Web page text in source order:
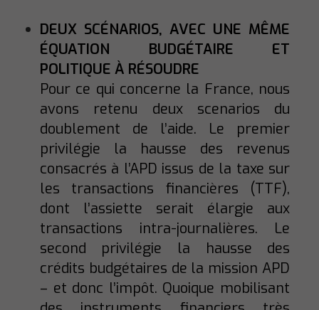
DEUX SCÉNARIOS, AVEC UNE MÊME
ÉQUATION BUDGÉTAIRE ET
POLITIQUE À RÉSOUDRE
Pour ce qui concerne la France, nous
avons retenu deux scenarios du
doublement de l’aide. Le premier
privilégie la hausse des revenus
consacrés à l’APD issus de la taxe sur
les transactions financières (TTF),
dont l’assiette serait élargie aux
transactions intra-journalières. Le
second privilégie la hausse des
crédits budgétaires de la mission APD
– et donc l’impôt. Quoique mobilisant